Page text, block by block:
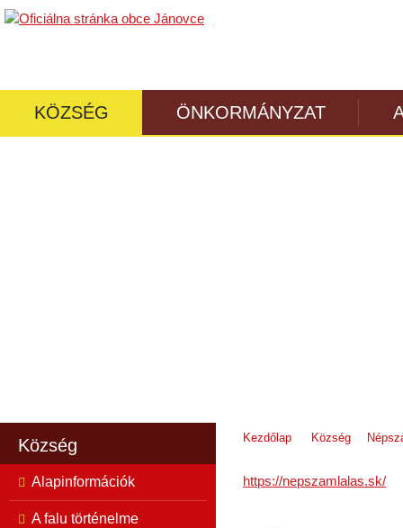
KÖZSÉG ÖNKORMÁNYZAT
Község
Alapinformációk
A falu történelme
Kezdőlap Község
https://nepszamlalas.sk/